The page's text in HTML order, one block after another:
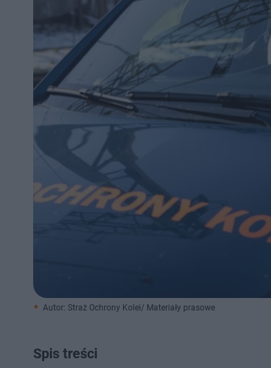
Autor: Straż Ochrony Kolei/ Materiały prasowe
Spis treści